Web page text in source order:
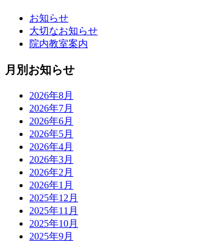
お知らせ
大切なお知らせ
院内教室案内
月別お知らせ
2026年8月
2026年7月
2026年6月
2026年5月
2026年4月
2026年3月
2026年2月
2026年1月
2025年12月
2025年11月
2025年10月
2025年9月